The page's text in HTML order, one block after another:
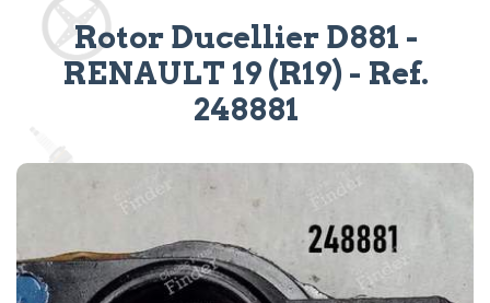
Rotor Ducellier D881 -
RENAULT 19 (R19) - Ref.
248881